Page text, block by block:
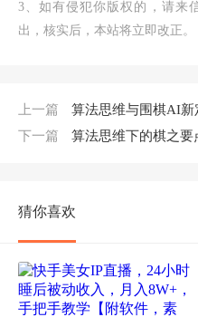
3、如有侵犯你版权的，请来
出，核实后，本站将立即改正。
上一篇
算法思维与围棋AI新定式，人
下一篇
算法思维下的棋之要点：只有
猜你喜欢